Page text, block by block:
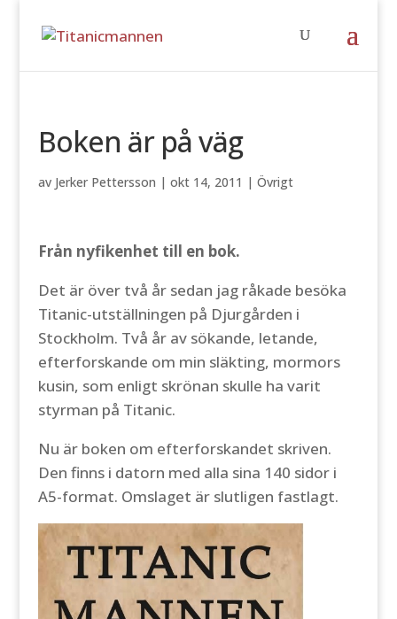
Boken är på väg
av Jerker Pettersson | okt 14, 2011 | Övrigt
Från nyfikenhet till en bok.
Det är över två år sedan jag råkade besöka
Titanic-utställningen på Djurgården i
Stockholm. Två år av sökande, letande,
efterforskande om min släkting, mormors
kusin, som enligt skrönan skulle ha varit
styrman på Titanic.
Nu är boken om efterforskandet skriven.
Den finns i datorn med alla sina 140 sidor i
A5-format. Omslaget är slutligen fastlagt.